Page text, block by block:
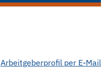
Arbeitgeberprofil per E-Mail